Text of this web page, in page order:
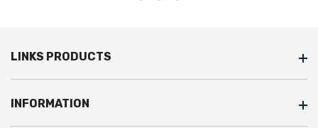
LINKS PRODUCTS
INFORMATION